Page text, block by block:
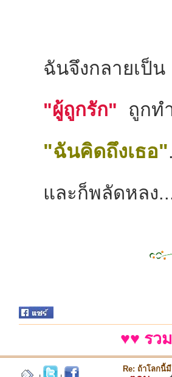
ฉันจึงกลายเป็
"ผู้ถูกรัก" ถูกท
"ฉันคิดถึงเธอ"
และก็พลัดหลง
♥♥ รว
Re: ถ้าโลกนี้